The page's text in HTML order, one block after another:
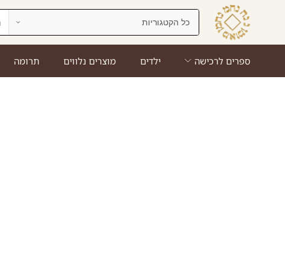
ספרים לרכישה ילדים מוצרים נלווים תרומה